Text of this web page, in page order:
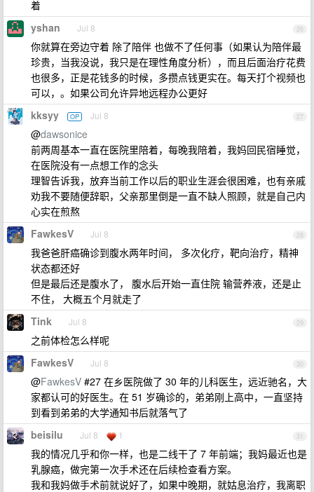
着
26
yshan Jul 8
你就算在旁边守着 除了陪伴 也做不了任何事（如果认为陪伴最
珍贵，当我没说，我只是在理性角度分析），而且后面治疗花费
也很多，正是花钱多的时候，多攒点钱更实在。每天打个视频也
可以，。如果公司允许异地远程办公更好
27
kksyy OP Jul 8
@dawsonice
前两周基本一直在医院里陪着，每晚我陪着，我妈回民宿睡觉，
在医院没有一点想工作的念头
理智告诉我，放弃当前工作以后的职业生涯会很困难，也有亲戚
劝我不要随便辞职，父亲那里倒是一直不缺人照顾，就是自己内
心实在煎熬
28
FawkesV Jul 8
我爸爸肝癌确诊到腹水两年时间， 多次化疗，靶向治疗，精神
状态都还好
但是最后还是腹水了， 腹水后开始一直住院 输营养液，还是止
不住， 大概五个月就走了
29
Tink Jul 8
之前体检怎么样呢
30
FawkesV Jul 8
@FawkesV #27 在乡医院做了 30 年的儿科医生，远近驰名，大
家都认可的好医生。在 51 岁确诊的，弟弟刚上高中，一直坚持
到看到弟弟的大学通知书后就落气了
31
beisilu Jul 8 1
我的情况几乎和你一样，也是二线干了 7 年前端；我妈最近也是
乳腺癌，做完第一次手术还在后续检查看方案。
我和我妈做手术前就说好了，如果中晚期，就姑息治疗，我离职